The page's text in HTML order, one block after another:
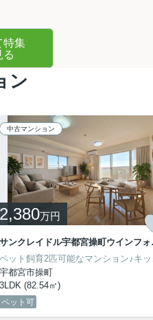
特集
る
ン
中古マンション
2,380万円
サン
宇都宮市操町
3LDK (82.54㎡)
ペット可